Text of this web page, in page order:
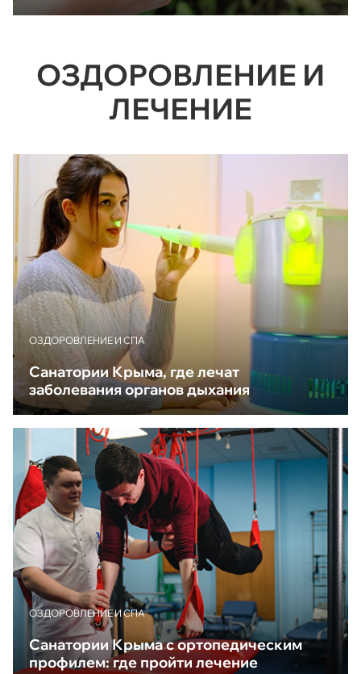
ОЗДОРОВЛЕНИЕ И
ЛЕЧЕНИЕ
ОЗДОРОВЛЕНИЕ И СПА
Санатории Крыма, где лечат
заболевания органов дыхания
ОЗДОРОВЛЕНИЕ И СПА
Санатории Крыма с ортопедическим
профилем: где пройти лечение